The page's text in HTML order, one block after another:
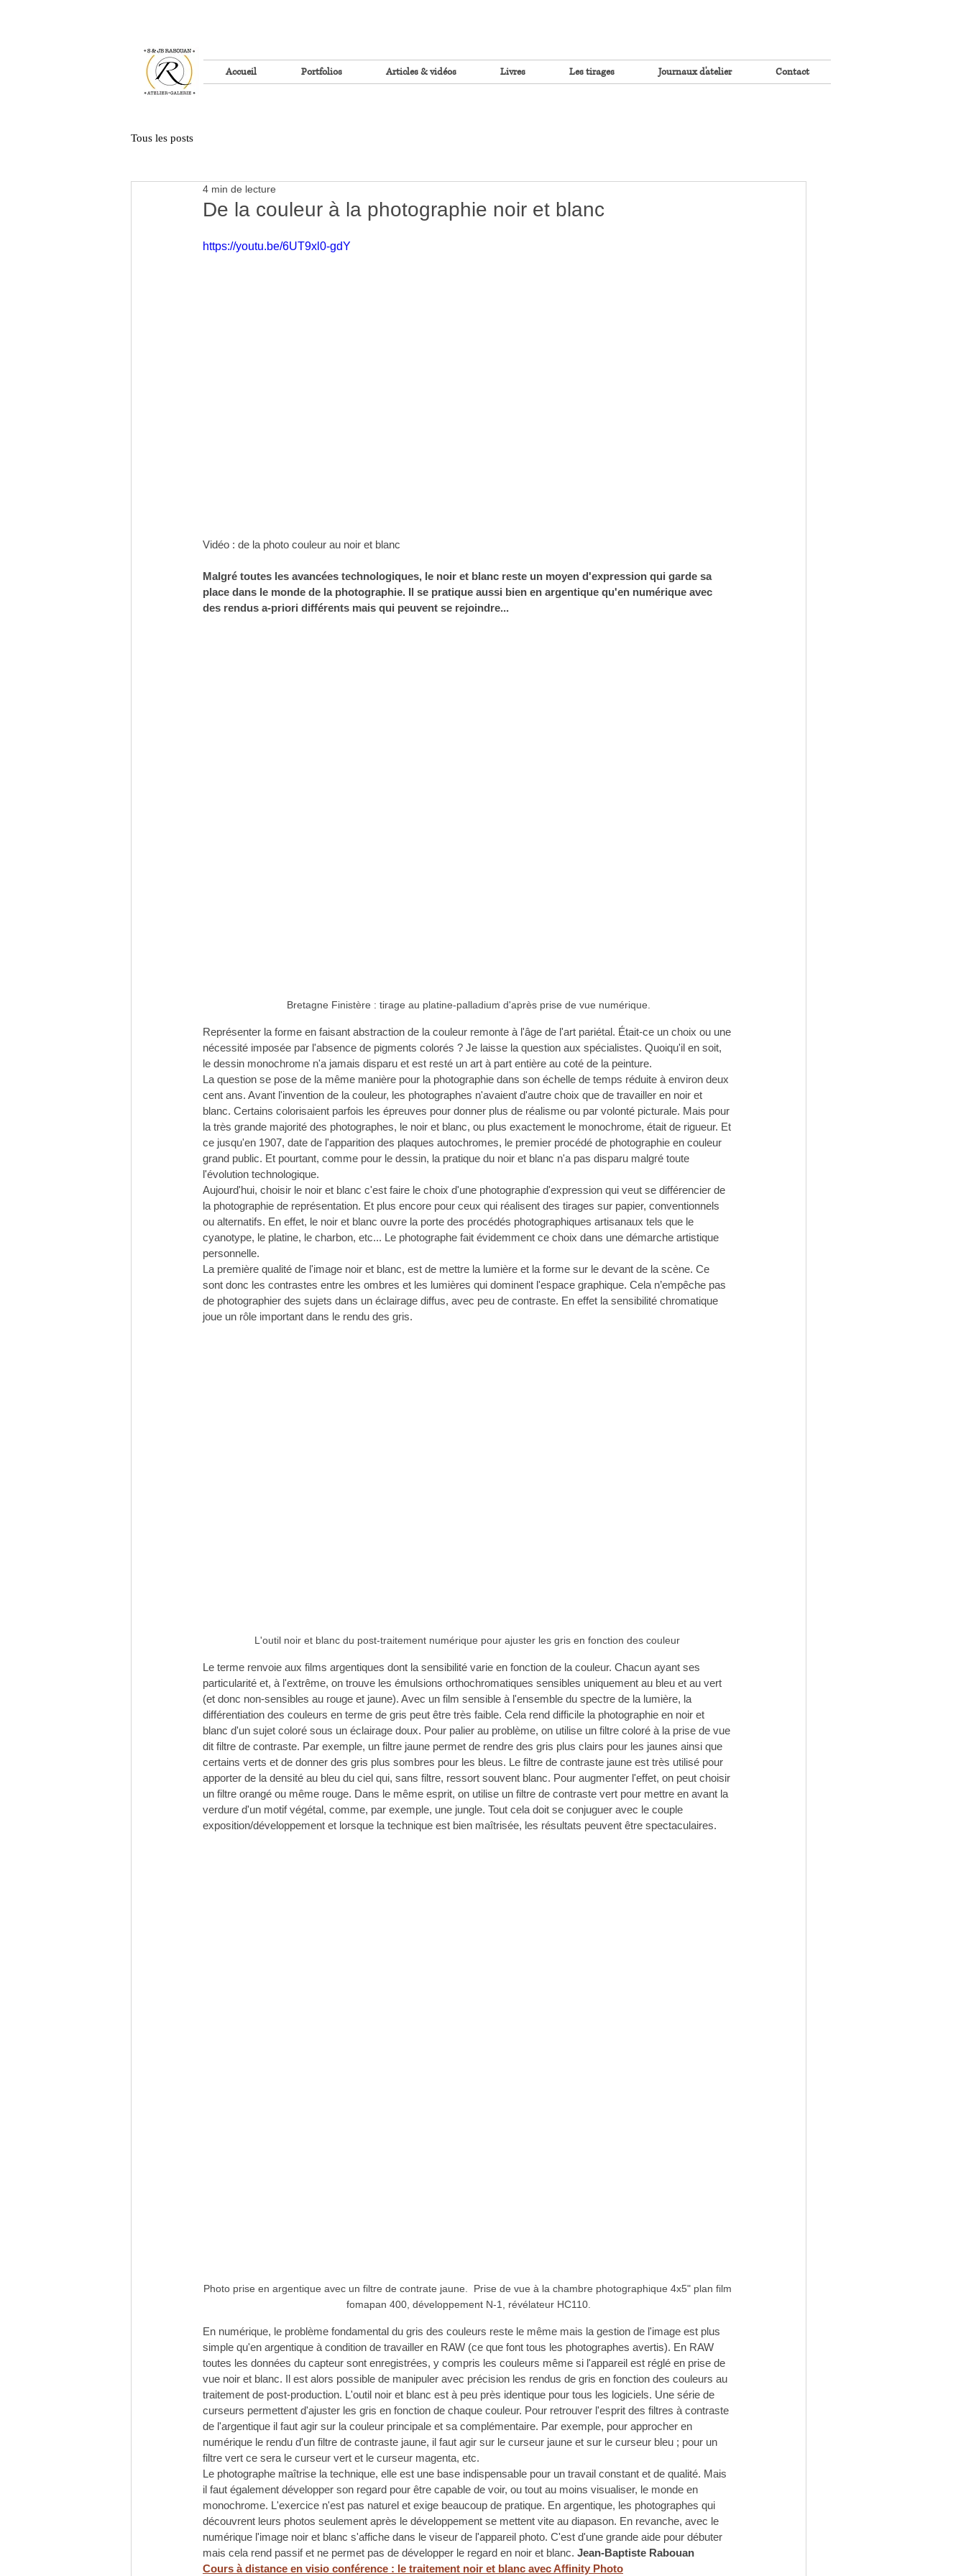
Accueil Portfolios Articles & vidéos Livres Les tirages Journaux d'atelier Contact
Tous les posts
De la couleur à la photographie noir et blanc
4 min de lecture
https://youtu.be/6UT9xl0-gdY
Vidéo : de la photo couleur au noir et blanc
Malgré toutes les avancées technologiques, le noir et blanc reste un moyen d'expression qui garde sa
place dans le monde de la photographie. Il se pratique aussi bien en argentique qu'en numérique avec
des rendus a-priori différents mais qui peuvent se rejoindre...
Bretagne Finistère : tirage au platine-palladium d'après prise de vue numérique.
Représenter la forme en faisant abstraction de la couleur remonte à l'âge de l'art pariétal. Était-ce un choix ou une
nécessité imposée par l'absence de pigments colorés ? Je laisse la question aux spécialistes. Quoiqu'il en soit,
le dessin monochrome n'a jamais disparu et est resté un art à part entière au coté de la peinture.
La question se pose de la même manière pour la photographie dans son échelle de temps réduite à environ deux
cent ans. Avant l'invention de la couleur, les photographes n'avaient d'autre choix que de travailler en noir et
blanc. Certains colorisaient parfois les épreuves pour donner plus de réalisme ou par volonté picturale. Mais pour
la très grande majorité des photographes, le noir et blanc, ou plus exactement le monochrome, était de rigueur. Et
ce jusqu'en 1907, date de l'apparition des plaques autochromes, le premier procédé de photographie en couleur
grand public. Et pourtant, comme pour le dessin, la pratique du noir et blanc n'a pas disparu malgré toute
l'évolution technologique.
Aujourd'hui, choisir le noir et blanc c'est faire le choix d'une photographie d'expression qui veut se différencier de
la photographie de représentation. Et plus encore pour ceux qui réalisent des tirages sur papier, conventionnels
ou alternatifs. En effet, le noir et blanc ouvre la porte des procédés photographiques artisanaux tels que le
cyanotype, le platine, le charbon, etc... Le photographe fait évidemment ce choix dans une démarche artistique
personnelle.
La première qualité de l'image noir et blanc, est de mettre la lumière et la forme sur le devant de la scène. Ce
sont donc les contrastes entre les ombres et les lumières qui dominent l'espace graphique. Cela n’empêche pas
de photographier des sujets dans un éclairage diffus, avec peu de contraste. En effet la sensibilité chromatique
joue un rôle important dans le rendu des gris.
L'outil noir et blanc du post-traitement numérique pour ajuster les gris en fonction des couleur
Le terme renvoie aux films argentiques dont la sensibilité varie en fonction de la couleur. Chacun ayant ses
particularité et, à l'extrême, on trouve les émulsions orthochromatiques sensibles uniquement au bleu et au vert
(et donc non-sensibles au rouge et jaune). Avec un film sensible à l'ensemble du spectre de la lumière, la
différentiation des couleurs en terme de gris peut être très faible. Cela rend difficile la photographie en noir et
blanc d'un sujet coloré sous un éclairage doux. Pour palier au problème, on utilise un filtre coloré à la prise de vue
dit filtre de contraste. Par exemple, un filtre jaune permet de rendre des gris plus clairs pour les jaunes ainsi que
certains verts et de donner des gris plus sombres pour les bleus. Le filtre de contraste jaune est très utilisé pour
apporter de la densité au bleu du ciel qui, sans filtre, ressort souvent blanc. Pour augmenter l'effet, on peut choisir
un filtre orangé ou même rouge. Dans le même esprit, on utilise un filtre de contraste vert pour mettre en avant la
verdure d'un motif végétal, comme, par exemple, une jungle. Tout cela doit se conjuguer avec le couple
exposition/développement et lorsque la technique est bien maîtrisée, les résultats peuvent être spectaculaires.
Photo prise en argentique avec un filtre de contrate jaune.  Prise de vue à la chambre photographique 4x5" plan film
fomapan 400, développement N-1, révélateur HC110.
En numérique, le problème fondamental du gris des couleurs reste le même mais la gestion de l'image est plus
simple qu'en argentique à condition de travailler en RAW (ce que font tous les photographes avertis). En RAW
toutes les données du capteur sont enregistrées, y compris les couleurs même si l'appareil est réglé en prise de
vue noir et blanc. Il est alors possible de manipuler avec précision les rendus de gris en fonction des couleurs au
traitement de post-production. L'outil noir et blanc est à peu près identique pour tous les logiciels. Une série de
curseurs permettent d'ajuster les gris en fonction de chaque couleur. Pour retrouver l'esprit des filtres à contraste
de l'argentique il faut agir sur la couleur principale et sa complémentaire. Par exemple, pour approcher en
numérique le rendu d'un filtre de contraste jaune, il faut agir sur le curseur jaune et sur le curseur bleu ; pour un
filtre vert ce sera le curseur vert et le curseur magenta, etc.
Le photographe maîtrise la technique, elle est une base indispensable pour un travail constant et de qualité. Mais
il faut également développer son regard pour être capable de voir, ou tout au moins visualiser, le monde en
monochrome. L'exercice n'est pas naturel et exige beaucoup de pratique. En argentique, les photographes qui
découvrent leurs photos seulement après le développement se mettent vite au diapason. En revanche, avec le
numérique l'image noir et blanc s'affiche dans le viseur de l'appareil photo. C'est d'une grande aide pour débuter
mais cela rend passif et ne permet pas de développer le regard en noir et blanc. Jean-Baptiste Rabouan
Cours à distance en visio conférence : le traitement noir et blanc avec Affinity Photo